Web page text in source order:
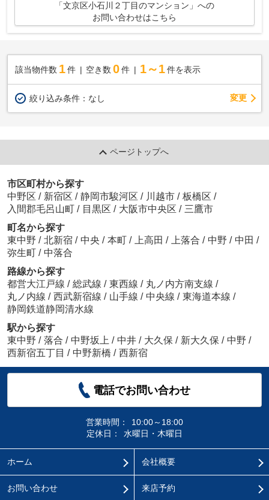
「文京区小石川２丁目のマンション」への
お問い合わせはこちら
該当物件数 1件 空き数 0 件 1～1 件を表示
絞り込み条件： なし 変更
ページトップへ
市区町村から探す
中野区 / 新宿区 / 静岡市駿河区 / 川越市 / 板橋区 /
入間郡毛呂山町 / 目黒区 / 大阪市中央区 / 三鷹市
町名から探す
東中野 / 北新宿 / 中央 / 本町 / 上高田 / 上落合 / 中野 / 中田 /
弥生町 / 中落合
路線から探す
都営大江戸線 / 総武線 / 東西線 / 丸ノ内方南支線 /
丸ノ内線 / 西武新宿線 / 山手線 / 中央線 / 東海道本線 /
静岡鉄道静岡清水線
駅から探す
東中野 / 落合 / 中野坂上 / 中井 / 大久保 / 新大久保 / 中野 /
西新宿五丁目 / 中野新橋 / 西新宿
電話でお問い合わせ
営業時間：
10:00～18:00
定休日：
水曜日・木曜日
ホーム 会社概要
お問い合わせ 来店予約